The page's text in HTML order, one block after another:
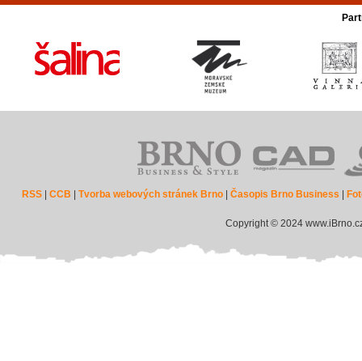
RSS |CCB |Tvorba webových stránek Brno |Časopis Brno Business
Copyright © 2024